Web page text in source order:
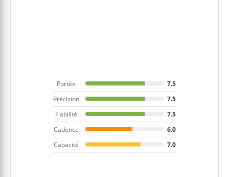
Portée
7.5
Précision
7.5
Fiabilité
7.5
Cadence
6.0
Capacité
7.0